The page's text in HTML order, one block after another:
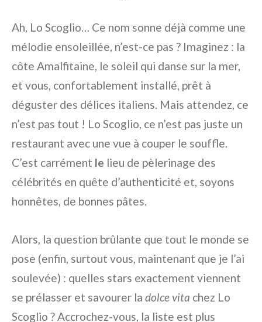
Ah, Lo Scoglio… Ce nom sonne déjà comme une
mélodie ensoleillée, n’est-ce pas ? Imaginez : la
côte Amalfitaine, le soleil qui danse sur la mer,
et vous, confortablement installé, prêt à
déguster des délices italiens. Mais attendez, ce
n’est pas tout ! Lo Scoglio, ce n’est pas juste un
restaurant avec une vue à couper le souffle.
C’est carrément le lieu de pèlerinage des
célébrités en quête d’authenticité et, soyons
honnêtes, de bonnes pâtes.
Alors, la question brûlante que tout le monde se
pose (enfin, surtout vous, maintenant que je l’ai
soulevée) : quelles stars exactement viennent
se prélasser et savourer la dolce vita chez Lo
Scoglio ? Accrochez-vous, la liste est plus